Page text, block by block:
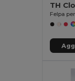
TH
Felpa